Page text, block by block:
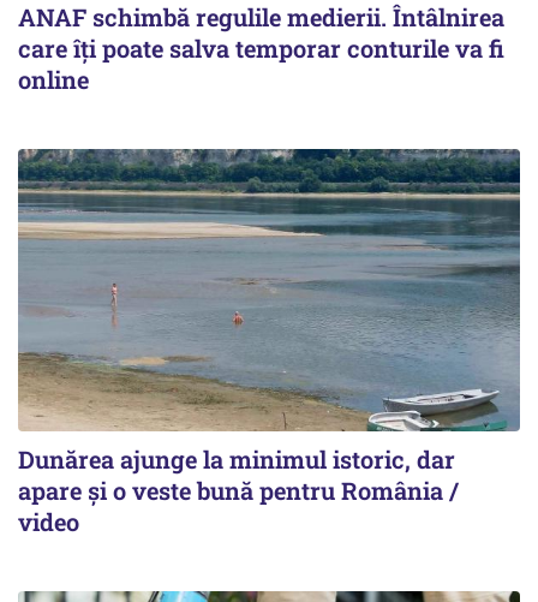
ANAF schimbă regulile medierii. Întâlnirea
care îți poate salva temporar conturile va fi
online
Dunărea ajunge la minimul istoric, dar
apare și o veste bună pentru România /
video